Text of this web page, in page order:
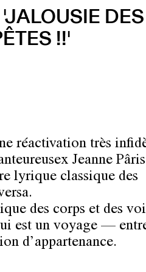
DES
!!'
réactivation très
Jeanne
lyrique classique des
des corps et des
est un voyage —
d’appartenance.